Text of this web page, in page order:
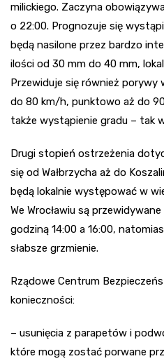
milickiego. Zaczyna
o 22:00. Prognozuje się
będą nasilone przez bardzo
ilości od 30 mm do 40 mm,
Przewiduje się również porywy
do 80 km/h, punktowo aż do
także wystąpienie gradu – tak
Drugi stopień ostrzeżenia
się od Wałbrzycha aż do
będą lokalnie występować w
We Wrocławiu są
godziną 14:00 a 16:00,
słabsze grzmienie.
Rządowe Centrum
konieczności:
– usunięcia z parapetów i
które mogą zostać porwane